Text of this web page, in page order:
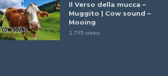
Il Verso della mucca –
Muggito | Cow sound –
Mooing
1.795 views